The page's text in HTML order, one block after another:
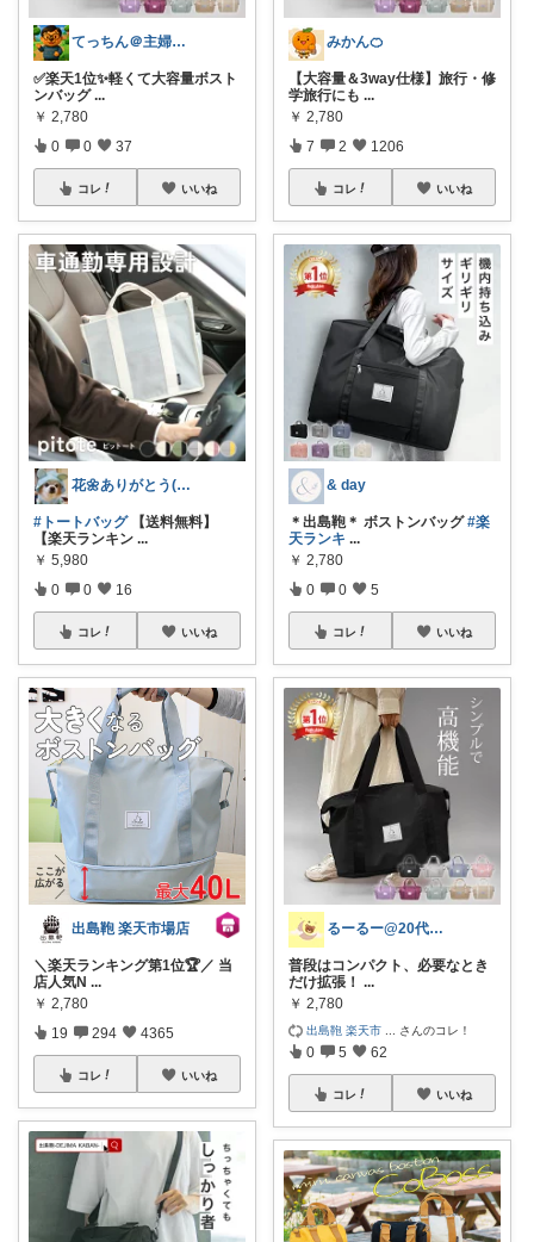
てっちん＠主婦ラクグッズ中心✨
✅楽天1位✨軽くて大容量ボスト
ンバッグ...
￥ 2,780
0 0 37
コレ いいね
花🌼ありがとう(*･ω･)*_ _)ﾍ
#トートバッグ【送料無料】
【楽天ランキン ...
￥ 5,980
0 0 16
コレ いいね
出島鞄 楽天市場店
＼楽天ランキング第1位🏆／ 当
店人気N ...
￥ 2,780
19 294 4365
コレ いいね
みかん🍊
【大容量＆3way仕様】旅行・修
学旅行にも ...
￥ 2,780
7 2 1206
コレ いいね
& day
＊出島鞄＊ ボストンバッグ#楽
天ランキ ...
￥ 2,780
0 0 5
コレ いいね
るーるー@20代のゆるっと生活ブロガー
普段はコンパクト、必要なとき
だけ拡張！ ...
￥ 2,780
出島鞄 楽天市 さんのコレ！
0 5 62
コレ いいね